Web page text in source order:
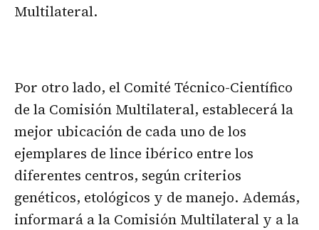
Multilateral.
Por otro lado, el Comité Técnico-Científico
de la Comisión Multilateral, establecerá la
mejor ubicación de cada uno de los
ejemplares de lince ibérico entre los
diferentes centros, según criterios
genéticos, etológicos y de manejo. Además,
informará a la Comisión Multilateral y a la